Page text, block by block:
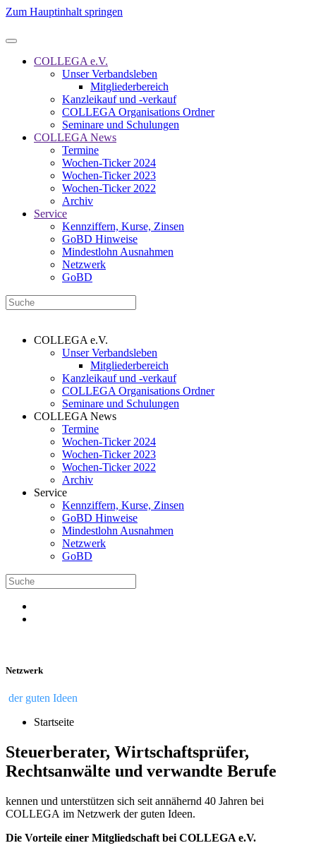
Zum Hauptinhalt springen
COLLEGA e.V.
Unser Verbandsleben
Mitgliederbereich
Kanzleikauf und -verkauf
COLLEGA Organisations Ordner
Seminare und Schulungen
COLLEGA News
Termine
Wochen-Ticker 2024
Wochen-Ticker 2023
Wochen-Ticker 2022
Archiv
Service
Kennziffern, Kurse, Zinsen
GoBD Hinweise
Mindestlohn Ausnahmen
Netzwerk
GoBD
COLLEGA e.V.
Unser Verbandsleben
Mitgliederbereich
Kanzleikauf und -verkauf
COLLEGA Organisations Ordner
Seminare und Schulungen
COLLEGA News
Termine
Wochen-Ticker 2024
Wochen-Ticker 2023
Wochen-Ticker 2022
Archiv
Service
Kennziffern, Kurse, Zinsen
GoBD Hinweise
Mindestlohn Ausnahmen
Netzwerk
GoBD
Netzwerk
der guten Ideen
Startseite
Steuerberater, Wirtschaftsprüfer,
Rechtsanwälte und verwandte Berufe
kennen und unterstützen sich seit annähernd 40 Jahren bei
COLLEGA im Netzwerk der guten Ideen.
Die Vorteile einer Mitgliedschaft bei COLLEGA e.V.